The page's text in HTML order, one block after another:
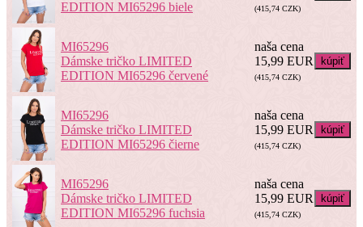
EDITION MI65296 biele
(415,74 CZK)
MI65296
Dámske tričko LIMITED
EDITION MI65296 červené
naša cena
15,99 EUR
(415,74 CZK)
MI65296
Dámske tričko LIMITED
EDITION MI65296 čierne
naša cena
15,99 EUR
(415,74 CZK)
MI65296
Dámske tričko LIMITED
EDITION MI65296 fuchsia
naša cena
15,99 EUR
(415,74 CZK)